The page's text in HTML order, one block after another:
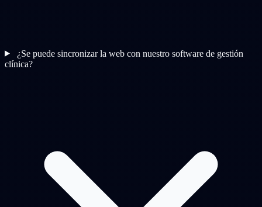
¿Se puede sincronizar la web con nuestro software de gestión
clínica?